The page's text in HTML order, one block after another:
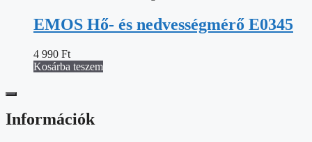
EMOS Hő- és nedvességmérő E0345
4 990 Ft
Kosárba teszem
Információk